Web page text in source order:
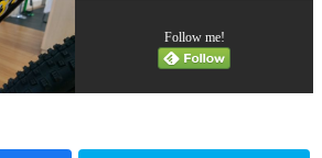
Follow me!